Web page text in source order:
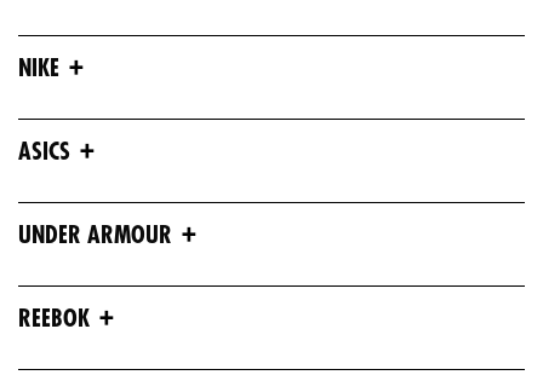
NIKE +
ASICS +
UNDER ARMOUR +
REEBOK +